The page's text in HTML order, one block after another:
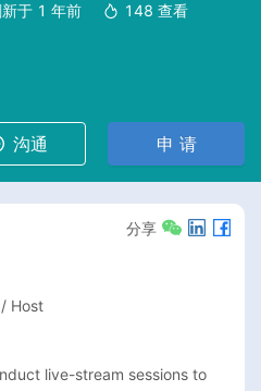
于 1 年前 148 查看
沟通 申 请
分享
Host
live-stream sessions to